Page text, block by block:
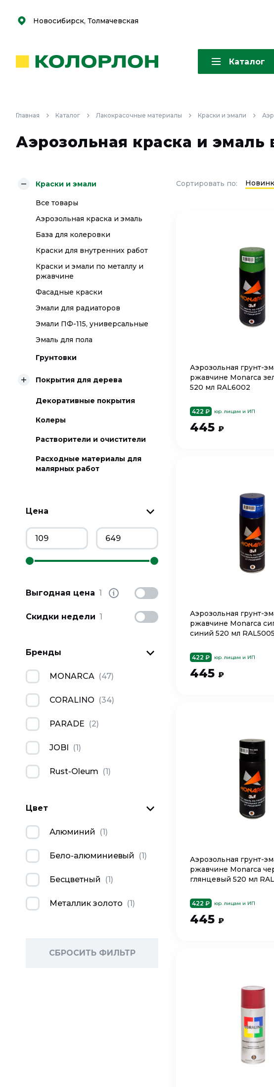
Скоро
Скоро
Новосибирск, Толмачевская
Каталог
Главная Каталог Лакокрасочные материалы Краски и эмали
Аэрозольная краска и эмаль
Краски и эмали
Все товары
Аэрозольная краска и эмаль
База для колеровки
Краски для внутренних работ
Краски и эмали по металлу и
ржавчине
Фасадные краски
Эмали для радиаторов
Эмали ПФ-115, универсальные
Эмаль для пола
Грунтовки
Покрытия для дерева
Декоративные покрытия
Колеры
Растворители и очистители
Расходные материалы для
малярных работ
Цена
Выгодная цена 1
Скидки недели 1
Бренды
MONARCA (47)
CORALINO (34)
PARADE (2)
JOBI (1)
Rust-Oleum (1)
Цвет
Алюминий (1)
Бело-алюминиевый (1)
Бесцветный (1)
Металлик золото (1)
СБРОСИТЬ ФИЛЬТР
Сортировать по:
Аэрозольная грунт-
ржавчине Monarca
520 мл RAL6002
422 ₽ юр. лицам и ИП
445 ₽
Аэрозольная грунт-
ржавчине Monarca
синий 520 мл RAL5005
422 ₽ юр. лицам и ИП
445 ₽
Аэрозольная грунт-
ржавчине Monarca
глянцевый 520 мл
422 ₽ юр. лицам и ИП
445 ₽